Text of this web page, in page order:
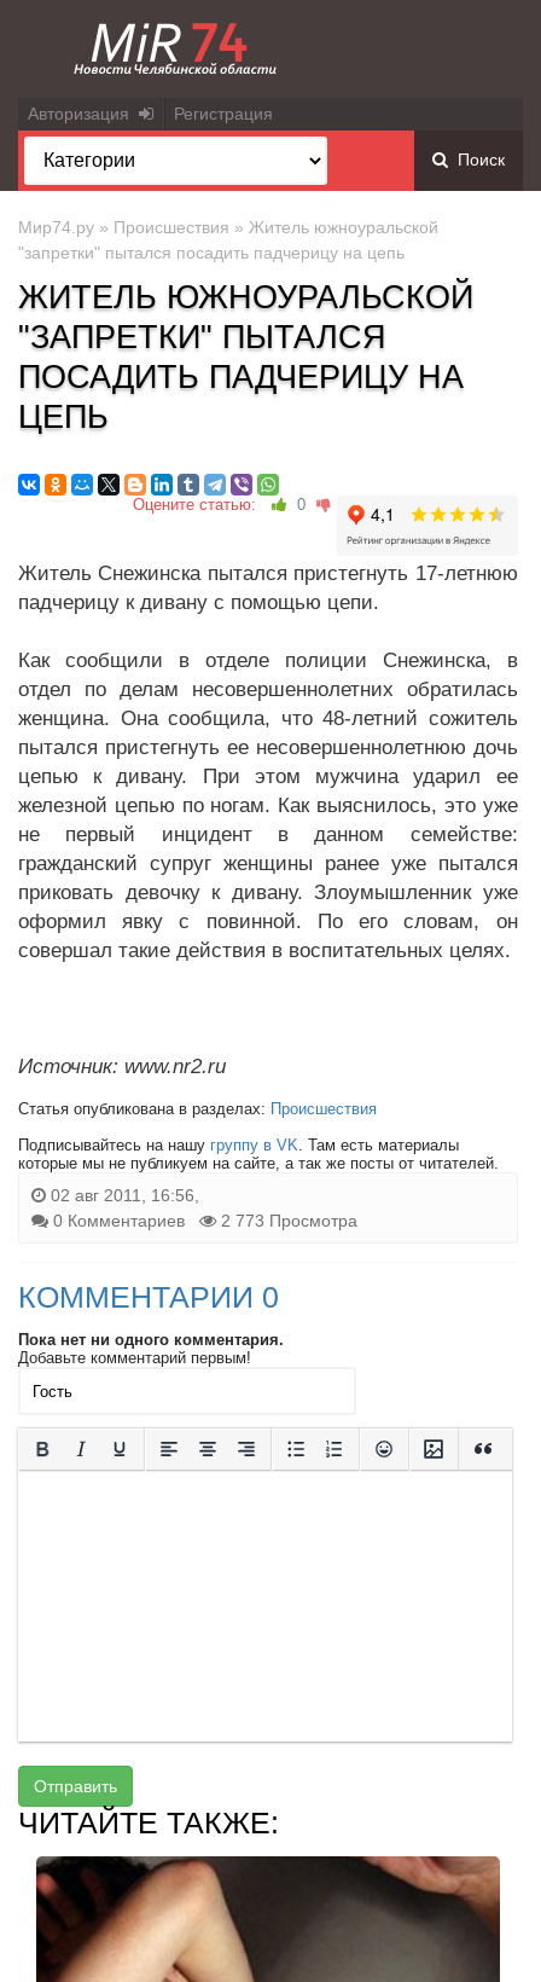
Авторизация Регистрация
Поиск
Мир74.ру » Происшествия » Житель южноуральской
"запретки" пытался посадить падчерицу на цепь
ЖИТЕЛЬ ЮЖНОУРАЛЬСКОЙ
"ЗАПРЕТКИ" ПЫТАЛСЯ
ПОСАДИТЬ ПАДЧЕРИЦУ НА
ЦЕПЬ
Оцените статью: 0
Житель Снежинска пытался пристегнуть 17-летнюю
падчерицу к дивану с помощью цепи.
Как сообщили в отделе полиции Снежинска, в
отдел по делам несовершеннолетних обратилась
женщина. Она сообщила, что 48-летний сожитель
пытался пристегнуть ее несовершеннолетнюю дочь
цепью к дивану. При этом мужчина ударил ее
железной цепью по ногам. Как выяснилось, это уже
не первый инцидент в данном семействе:
гражданский супруг женщины ранее уже пытался
приковать девочку к дивану. Злоумышленник уже
оформил явку с повинной. По его словам, он
совершал такие действия в воспитательных целях.
Источник: www.nr2.ru
Статья опубликована в разделах: Происшествия
Подписывайтесь на нашу группу в VK. Там есть материалы
которые мы не публикуем на сайте, а так же посты от читателей.
02 авг 2011, 16:56,
0 Комментариев
2 773 Просмотра
КОММЕНТАРИИ 0
Пока нет ни одного комментария.
Добавьте комментарий первым!
Отправить
ЧИТАЙТЕ ТАКЖЕ: